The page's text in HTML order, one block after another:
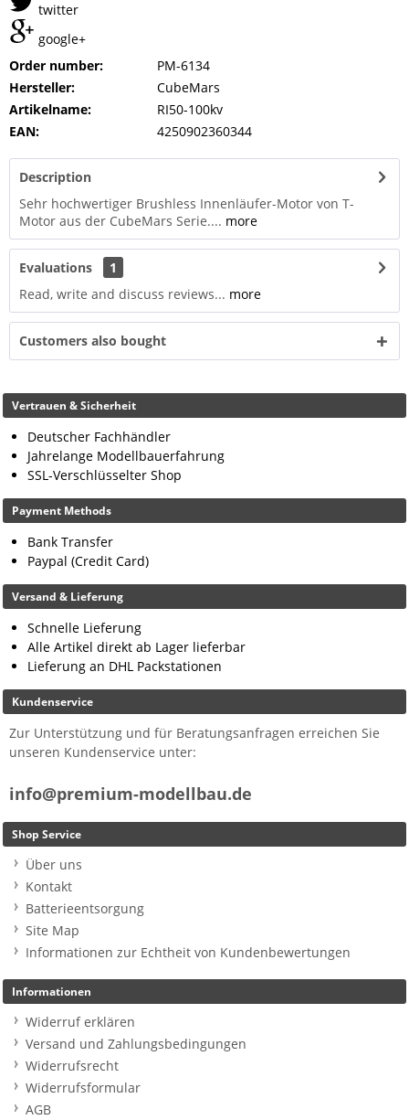
twitter
google+
Order number:
PM-6134
Hersteller:
CubeMars
Artikelname:
RI50-100kv
EAN:
4250902360344
Description
Sehr hochwertiger Brushless Innenläufer-Motor von T-
Motor aus der CubeMars Serie.... more
Evaluations
1
Read, write and discuss reviews... more
Customers also bought
Vertrauen & Sicherheit
Deutscher Fachhändler
Jahrelange Modellbauerfahrung
SSL-Verschlüsselter Shop
Payment Methods
Bank Transfer
Paypal (Credit Card)
Versand & Lieferung
Schnelle Lieferung
Alle Artikel direkt ab Lager lieferbar
Lieferung an DHL Packstationen
Kundenservice
Zur Unterstützung und für Beratungsanfragen erreichen Sie
unseren Kundenservice unter:
info@premium-modellbau.de
Shop Service
Über uns
Kontakt
Batterieentsorgung
Site Map
Informationen zur Echtheit von Kundenbewertungen
Informationen
Widerruf erklären
Versand und Zahlungsbedingungen
Widerrufsrecht
Widerrufsformular
AGB